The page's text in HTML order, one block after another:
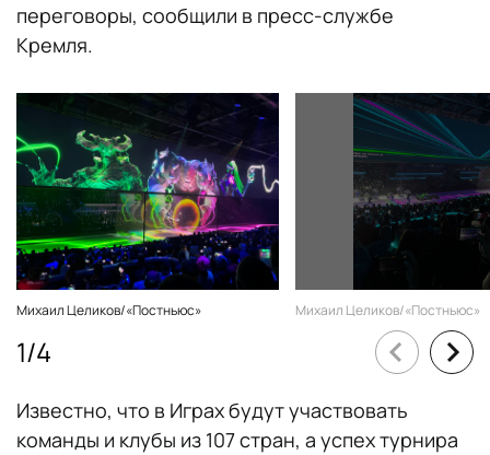
переговоры, сообщили в пресс-службе
Кремля.
Михаил Целиков/«Постньюс» Михаил Целиков/«Постньюс»
1/4
Известно, что в Играх будут участвовать
команды и клубы из 107 стран, а успех турнира